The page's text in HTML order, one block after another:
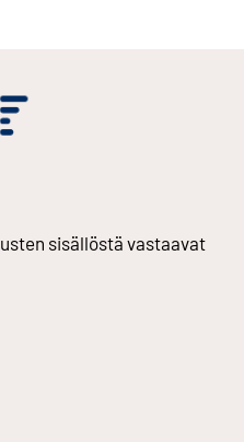
sisällöstä vastaavat